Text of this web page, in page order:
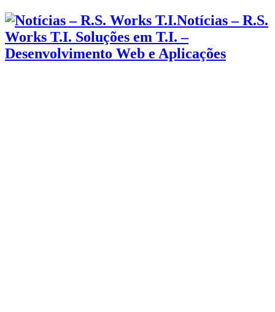
Notícias – R.S.
Works T.I. Soluções em T.I. –
Desenvolvimento Web e Aplicações